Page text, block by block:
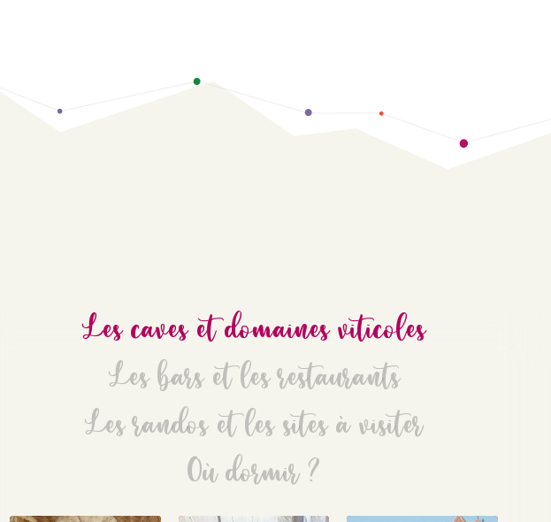
Les caves et domaines viticoles
Les bars et les restaurants
Les randos et les sites à visiter
Où dormir ?